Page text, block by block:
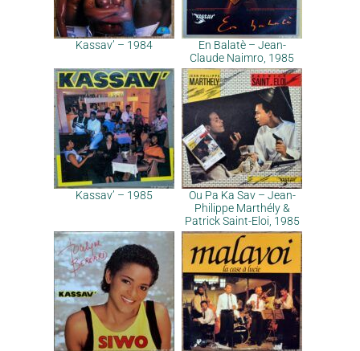
Kassav’ – 1984
En Balatè – Jean-
Claude Naimro, 1985
Kassav’ – 1985
Ou Pa Ka Sav – Jean-
Philippe Marthély &
Patrick Saint-Eloi, 1985